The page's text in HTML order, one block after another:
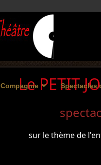
Compagnie Spectacles
Le PETIT
sur le thème de